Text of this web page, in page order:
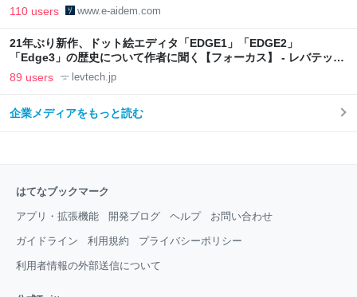
110 users www.e-aidem.com
21年ぶり新作、ドット絵エディタ「EDGE1」「EDGE2」
「Edge3」の歴史について作者に聞く【フォーカス】 - レバテック
LAB
89 users levtech.jp
企業メディアをもっと読む
はてなブックマーク
アプリ・拡張機能 開発ブログ ヘルプ お問い合わせ
ガイドライン 利用規約 プライバシーポリシー
利用者情報の外部送信について